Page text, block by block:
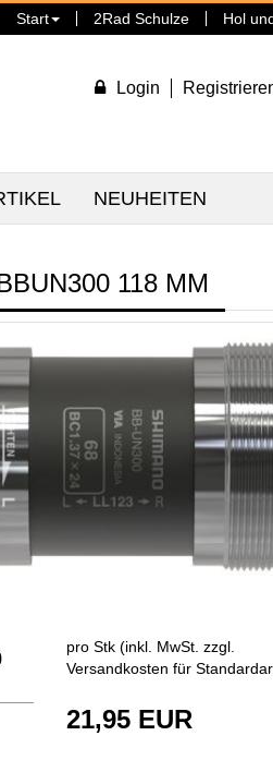
Start 2Rad Schulze Hol
Login
NEUHEITEN
118 MM
pro Stk (inkl. MwSt. zzgl.
Versandkosten für
21,95 EUR